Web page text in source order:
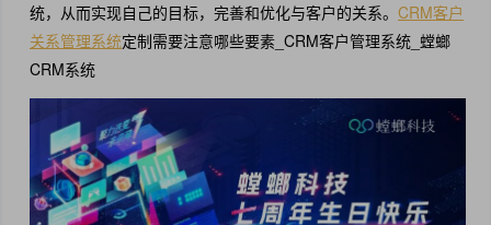
统，从而实现自己的目标，完善和优化与客户的关系。 CRM客户
关系管理系统定制需要注意哪些要素_CRM客户管理系统_螳螂
CRM系统